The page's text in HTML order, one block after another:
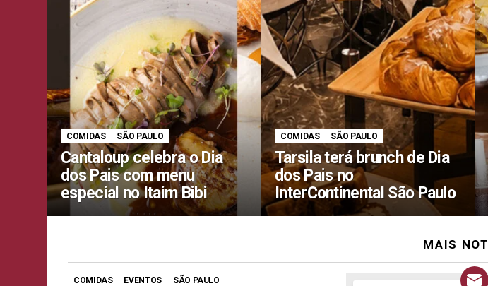
COMIDAS SÃO PAULO
Cantaloup celebra o Dia
dos Pais com menu
especial no Itaim Bibi
COMIDAS SÃO PAULO
Tarsila terá brunch de Dia
dos Pais no
InterContinental São Paulo
MAIS
COMIDAS EVENTOS SÃO PAULO